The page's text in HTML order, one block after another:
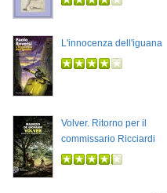
L'innocenza dell'iguana
Volver. Ritorno per il
commissario Ricciardi